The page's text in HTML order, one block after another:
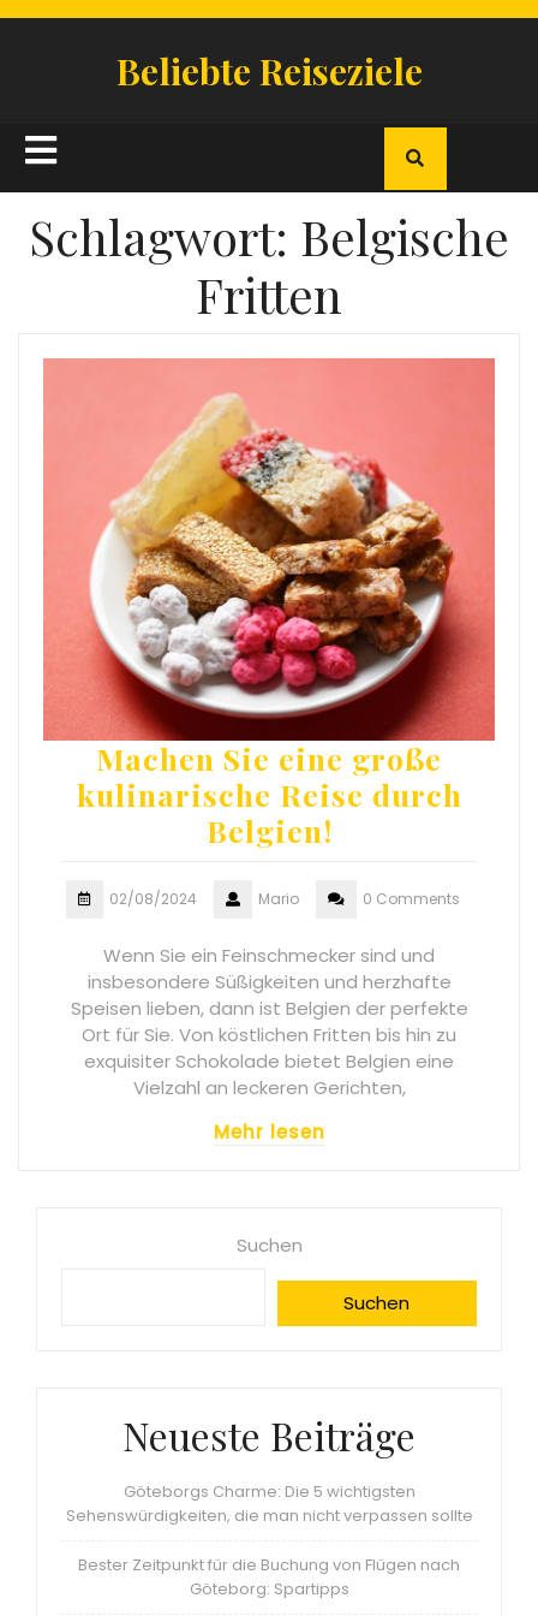
Beliebte Reiseziele
Open
Button
Schlagwort: Belgische
Fritten
Machen Sie eine große
kulinarische Reise durch
Belgien!
02/08/2024 Mario 0 Comments
Wenn Sie ein Feinschmecker sind und
insbesondere Süßigkeiten und herzhafte
Speisen lieben, dann ist Belgien der perfekte
Ort für Sie. Von köstlichen Fritten bis hin zu
exquisiter Schokolade bietet Belgien eine
Vielzahl an leckeren Gerichten,
Mehr lesen
Suchen
Suchen
Neueste Beiträge
Göteborgs Charme: Die 5 wichtigsten
Sehenswürdigkeiten, die man nicht verpassen sollte
Bester Zeitpunkt für die Buchung von Flügen nach
Göteborg: Spartipps